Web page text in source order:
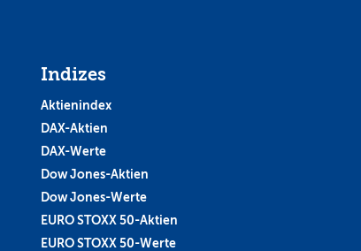
Indizes
Aktienindex
DAX-Aktien
DAX-Werte
Dow Jones-Aktien
Dow Jones-Werte
EURO STOXX 50-Aktien
EURO STOXX 50-Werte